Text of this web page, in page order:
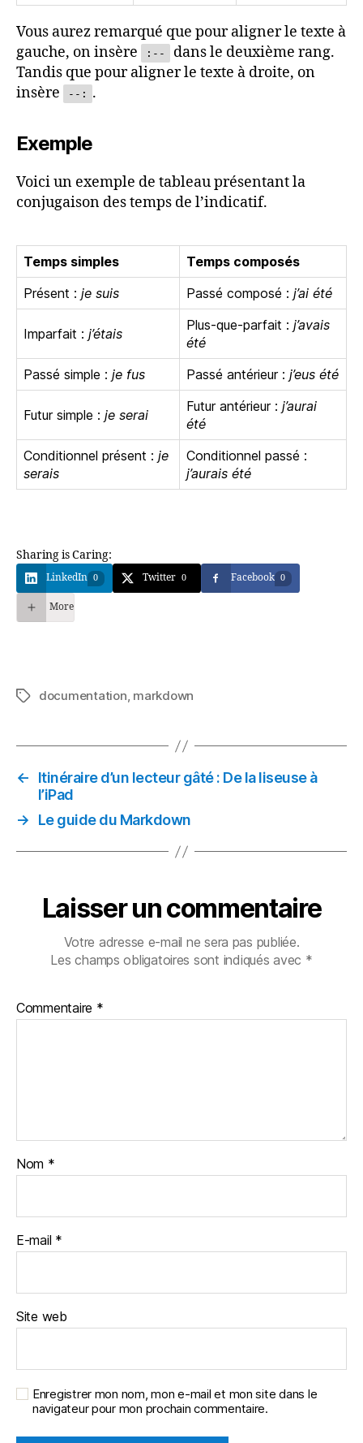
Vous aurez remarqué que pour aligner le texte à
gauche, on insère
:--
dans le deuxième rang.
Tandis que pour aligner le texte à droite, on
insère
--: .
Exemple
Voici un exemple de tableau présentant la
conjugaison des temps de l’indicatif.
Temps simples
Temps composés
Présent : je suis Passé composé : j’ai été
Imparfait : j’étais
Plus-que-parfait : j’avais
été
Passé simple : je fus Passé antérieur : j’eus été
Futur simple : je serai
Futur antérieur : j’aurai
été
Conditionnel présent : je
serais
Conditionnel passé :
j’aurais été
Sharing is Caring:
LinkedIn 0 Twitter 0 Facebook 0
More
Étiquettes
documentation, markdown
←
Itinéraire d’un lecteur gâté : De la liseuse à
l’iPad
→
Le guide du Markdown
Laisser un commentaire
Votre adresse e-mail ne sera pas publiée.
Les champs obligatoires sont indiqués avec *
Commentaire *
Nom *
E-mail *
Site web
Enregistrer mon nom, mon e-mail et mon site dans le
navigateur pour mon prochain commentaire.